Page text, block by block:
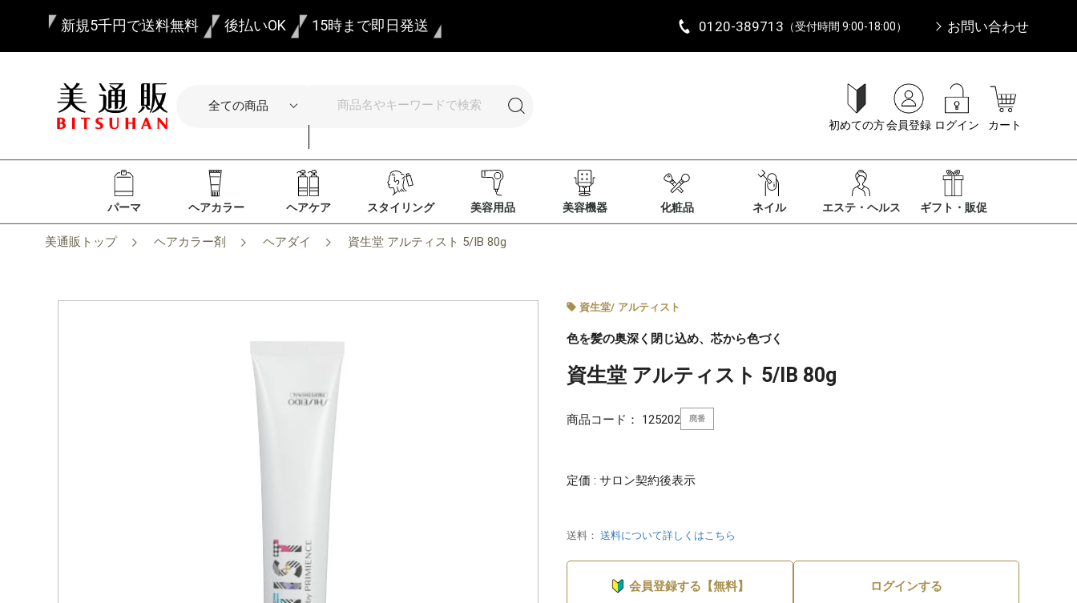
新規5千円で送料無料 後払いOK 15時まで即日発送 0120-389713 （受付時間 9:00-18:00） お問い合わせ
初めての方会員登録 ログイン カート
パーマ ヘアカラー ヘアケア スタイリング 美容用品 美容機器 化粧品 ネイル エステ・ヘルス ギフト・販促
美通販トップ ヘアカラー剤 ヘアダイ 資生堂 アルティスト 5/IB 80g
資生堂/ アルティスト
色を髪の奥深く閉じ込め、芯から色づく
資生堂 アルティスト 5/IB 80g
商品コード： 125202 廃番
定価 : サロン契約後表示
送料： 送料について詳しくはこちら
会員登録する【無料】 ログインする